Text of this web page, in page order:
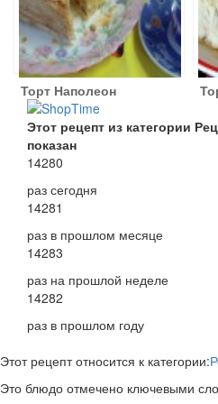
Торт Наполеон
Этот рецепт из категории
показан
14280
раз сегодня
14281
раз в прошлом месяце
14283
раз на прошлой неделе
14282
раз в прошлом году
Этот рецепт относится к категории:
Это блюдо отмечено ключевыми